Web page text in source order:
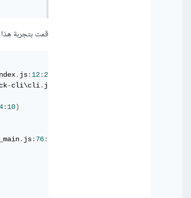
قمت بتجربة هذا
. js: 12: 25
-cli\cli. js
: 10)
. js: 76: